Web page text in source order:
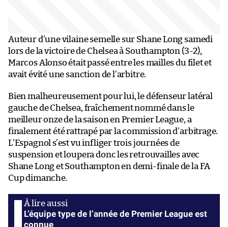
Auteur d’une vilaine semelle sur Shane Long samedi
lors de la victoire de Chelsea à Southampton (3-2),
Marcos Alonso était passé entre les mailles du filet et
avait évité une sanction de l’arbitre.
Bien malheureusement pour lui, le défenseur latéral
gauche de Chelsea, fraîchement nommé dans le
meilleur onze de la saison en Premier League, a
finalement été rattrapé par la commission d’arbitrage.
L’Espagnol s’est vu infliger trois journées de
suspension et loupera donc les retrouvailles avec
Shane Long et Southampton en demi-finale de la FA
Cup dimanche.
L’équipe type de l’année de Premier League est
connue